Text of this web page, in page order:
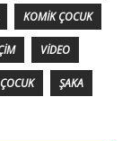
KOMIK ÇOCUK
VIDEO
ÇOCUK ŞAKA